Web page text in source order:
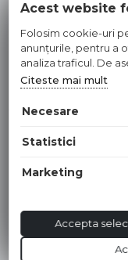
Influent Dej
© 2026 INFLUENT
Toate preturile sunt
Hosted byNameBox
Acest website
Folosim cookie-uri
anunțurile, pentru a
analiza traficul. De
rețele sociale, de
la modul în care
cu alte informații
Citeste mai mult
Necesare
Statistici
Marketing
Accepta